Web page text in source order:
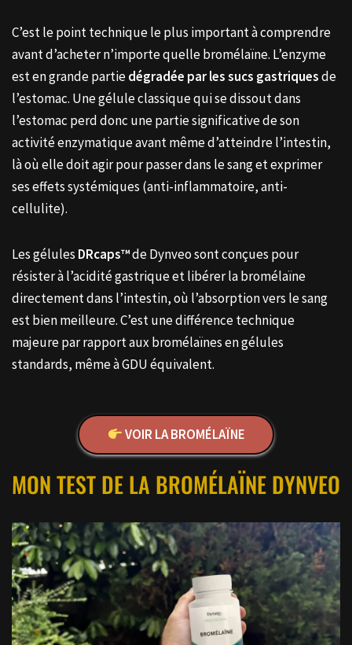
C’est le point technique le plus important à comprendre
avant d’acheter n’importe quelle bromélaïne. L’enzyme
est en grande partiedégradée par les sucs gastriquesde
l’estomac. Une gélule classique qui se dissout dans
l’estomac perd donc une partie significative de son
activité enzymatique avant même d’atteindre l’intestin,
là où elle doit agir pour passer dans le sang et exprimer
ses effets systémiques (anti-inflammatoire, anti-
cellulite).
Les gélules DRcaps™de Dynveo sont conçues pour
résister à l’acidité gastrique et libérer la bromélaïne
directement dans l’intestin, où l’absorption vers le sang
est bien meilleure. C’est une différence technique
majeure par rapport aux bromélaïnes en gélules
standards, même à GDU équivalent.
VOIR LA BROMÉLAÏNE
MON TEST DE LA BROMÉLAÏNE DYNVEO